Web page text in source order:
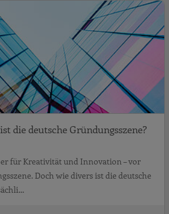
die deutsche Gründungsszene?
für Kreativität und Innovation – vor
Doch wie divers ist die deutsche